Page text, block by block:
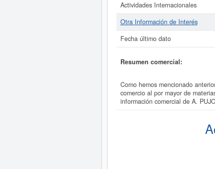
Actividades Internacionales
Otra Información de Interés
Fecha último dato
Resumen comercial:
Como hemos mencionado
comercio al por mayor de
información comercial de A.